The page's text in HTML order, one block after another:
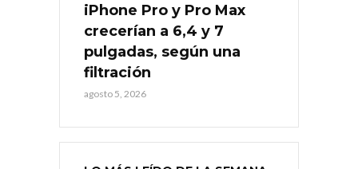
iPhone Pro y Pro Max
crecerían a 6,4 y 7
pulgadas, según una
filtración
agosto 5, 2026